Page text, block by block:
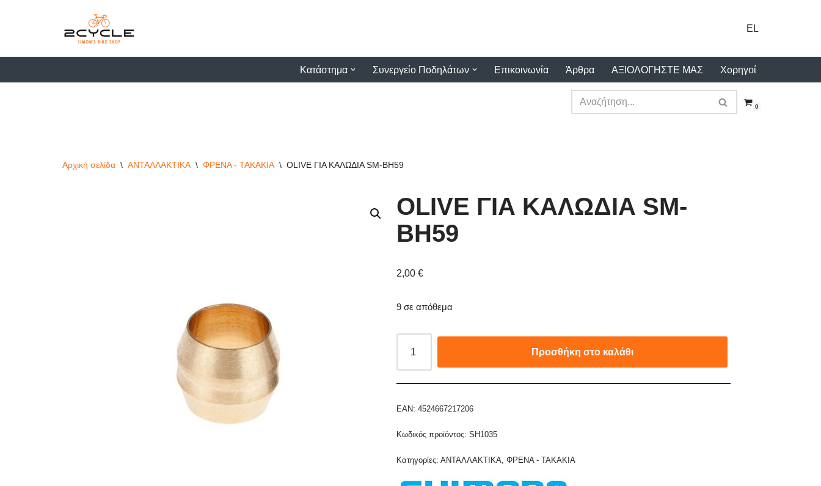
Μεταπηδήστε
EL
Κατάστημα Συνεργείο Ποδηλάτων Επικοινωνία Άρθρα ΑΞΙΟΛΟΓΗΣΤΕ ΜΑΣ Χορηγοί
0
Αρχική σελίδα \ ΑΝΤΑΛΛΑΚΤΙΚΑ \ ΦΡΕΝΑ - ΤΑΚΑΚΙΑ \ OLIVE ΓΙΑ ΚΑΛΩΔΙΑ SM-BH59
OLIVE ΓΙΑ ΚΑΛΩΔΙΑ SM-
BH59
2,00€
9 σε απόθεμα
Προσθήκη στο καλάθι
EAN:4524667217206
Κωδικός προϊόντος:SH1035
Κατηγορίες:ΑΝΤΑΛΛΑΚΤΙΚΑ,ΦΡΕΝΑ - ΤΑΚΑΚΙΑ